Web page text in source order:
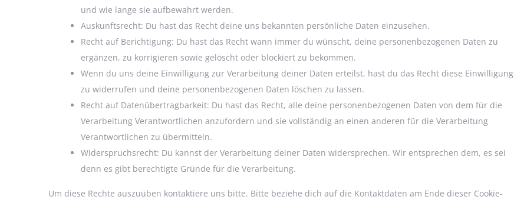
und wie lange sie aufbewahrt werden.
Auskunftsrecht: Du hast das Recht deine uns bekannten persönliche Daten einzusehen.
Recht auf Berichtigung: Du hast das Recht wann immer du wünscht, deine personenbezogenen Daten zu
ergänzen, zu korrigieren sowie gelöscht oder blockiert zu bekommen.
Wenn du uns deine Einwilligung zur Verarbeitung deiner Daten erteilst, hast du das Recht diese Einwilligung
zu widerrufen und deine personenbezogenen Daten löschen zu lassen.
Recht auf Datenübertragbarkeit: Du hast das Recht, alle deine personenbezogenen Daten von dem für die
Verarbeitung Verantwortlichen anzufordern und sie vollständig an einen anderen für die Verarbeitung
Verantwortlichen zu übermitteln.
Widerspruchsrecht: Du kannst der Verarbeitung deiner Daten widersprechen. Wir entsprechen dem, es sei
denn es gibt berechtigte Gründe für die Verarbeitung.
Um diese Rechte auszuüben kontaktiere uns bitte. Bitte beziehe dich auf die Kontaktdaten am Ende dieser Cookie-